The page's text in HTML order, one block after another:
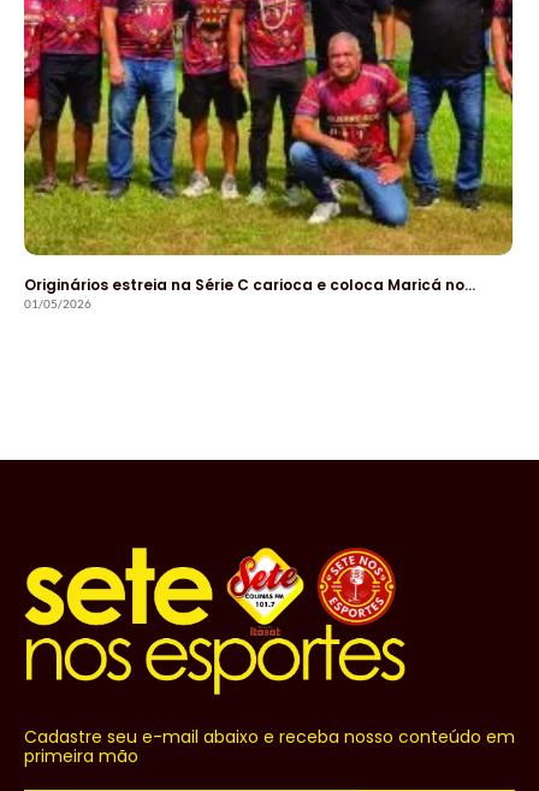
Originários estreia na Série C carioca e coloca Maricá no…
01/05/2026
Cadastre seu e-mail abaixo e receba nosso conteúdo em
primeira mão